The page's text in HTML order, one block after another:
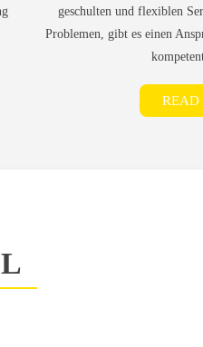
geschulten und flexiblen
Problemen, gibt es einen
READ